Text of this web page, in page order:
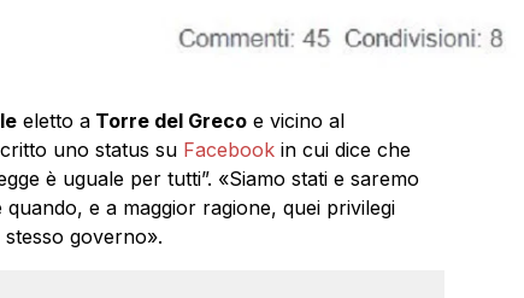
eletto aTorre del Grecoe vicino al
uno status su Facebook in cui dice che
è uguale per tutti”. «Siamo stati e saremo
quando, e a maggior ragione, quei privilegi
governo».